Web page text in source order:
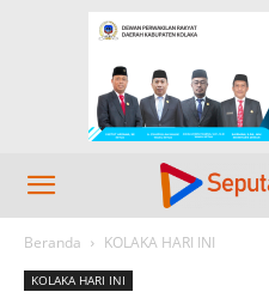
Beranda KOLAKA HARI INI
KOLAKA HARI INI